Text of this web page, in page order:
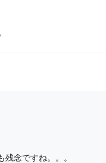
念ですね。。。